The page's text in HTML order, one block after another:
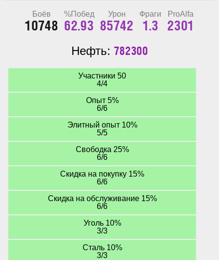
Боёв
10748
%Побед
62.93
Урон
85742
Фраги
1.3
ProAlfa
2301
Нефть: 782300
Участники 50
4/4
Опыт 5%
6/6
Элитный опыт 10%
5/5
Свободка 25%
6/6
Скидка на покупку 15%
6/6
Скидка на обслуживание 15%
6/6
Уголь 10%
3/3
Сталь 10%
3/3